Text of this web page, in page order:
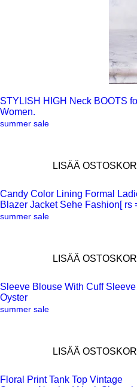
Pikakatselu
STYLISH HIGH Neck BOOTS
Women.
summer sale
LISÄÄ
Pikakatselu
Candy Color Lining Formal
Blazer Jacket Sehe Fashion[ rs
summer sale
LISÄÄ
Pikakatselu
Sleeve Blouse With Cuff Sleeve
Oyster
summer sale
LISÄÄ
Floral Print Tank Top Vintage